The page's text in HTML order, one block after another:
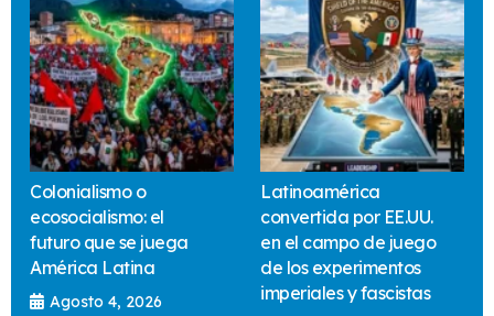
Colonialismo o
ecosocialismo: el
futuro que se juega
América Latina
Agosto 4, 2026
Latinoamérica
convertida por EE.UU.
en el campo de juego
de los experimentos
imperiales y fascistas